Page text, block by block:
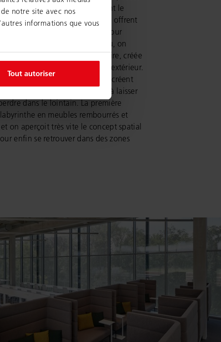
notre site avec nos
informations que vous
Tout autoriser
par quinze piliers, dépassent le
de vingt mètres et offrent
l’espace pour se connecter, pour
En entrant dans le lieu, on
une atmosphère claire, créée
ouverts avec une vue vers l’extérieur.
et les murs extérieurs vitrés créent
ouverte de l’espace et invitent à laisser
dans le lointain. La première
en meubles rembourrés et
et on aperçoit très vite le concept spatial
enfin se retrouver dans des zones